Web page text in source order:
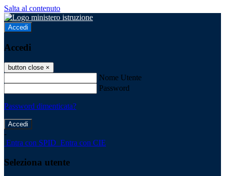
Salta al contenuto
Accedi
Accedi
button close ×
Nome Utente
Password
Password dimenticata?
-
Entra con SPID Entra con CIE
Seleziona utente